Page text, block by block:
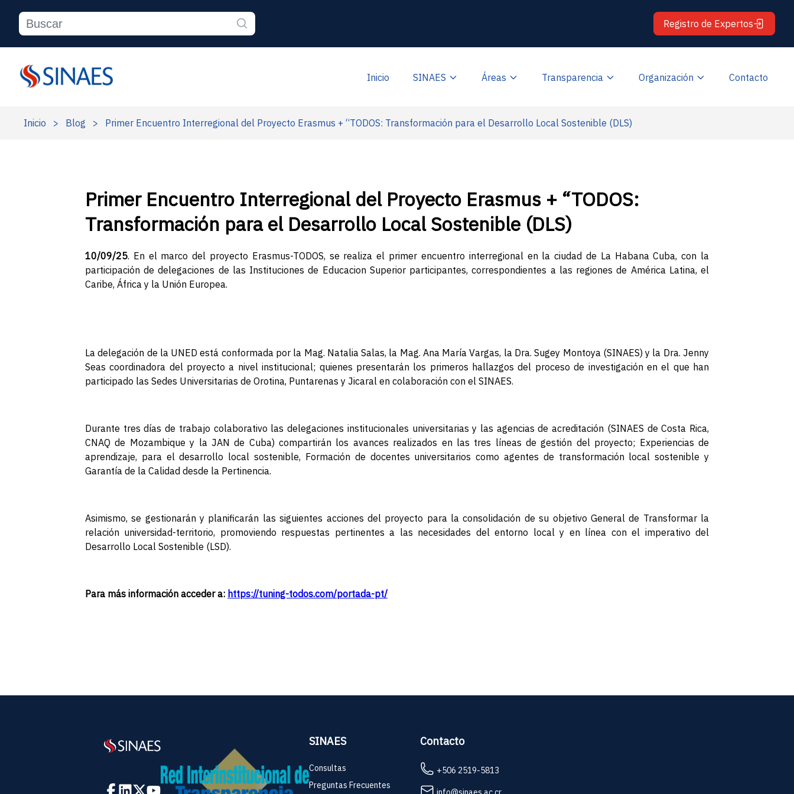
Registro de Expertos
Inicio SINAES Áreas Transparencia Organización Contacto
Inicio > Blog > Primer Encuentro Interregional del Proyecto Erasmus + “TODOS: Transformación para el Desarrollo Local Sostenible (DLS)
Primer Encuentro Interregional del Proyecto Erasmus + “TODOS:
Transformación para el Desarrollo Local Sostenible (DLS)
10/09/25. En el marco del proyecto Erasmus-TODOS, se realiza el primer encuentro interregional en la ciudad de La Habana Cuba, con la
participación de delegaciones de las Instituciones de Educacion Superior participantes, correspondientes a las regiones de América Latina, el
Caribe, África y la Unión Europea.
La delegación de la UNED está conformada por la Mag. Natalia Salas, la Mag. Ana María Vargas, la Dra. Sugey Montoya (SINAES) y la Dra. Jenny
Seas coordinadora del proyecto a nivel institucional; quienes presentarán los primeros hallazgos del proceso de investigación en el que han
participado las Sedes Universitarias de Orotina, Puntarenas y Jicaral en colaboración con el SINAES.
Durante tres días de trabajo colaborativo las delegaciones institucionales universitarias y las agencias de acreditación (SINAES de Costa Rica,
CNAQ de Mozambique y la JAN de Cuba) compartirán los avances realizados en las tres líneas de gestión del proyecto; Experiencias de
aprendizaje, para el desarrollo local sostenible, Formación de docentes universitarios como agentes de transformación local sostenible y
Garantía de la Calidad desde la Pertinencia.
Asimismo, se gestionarán y planificarán las siguientes acciones del proyecto para la consolidación de su objetivo General de Transformar la
relación universidad-territorio, promoviendo respuestas pertinentes a las necesidades del entorno local y en línea con el imperativo del
Desarrollo Local Sostenible (LSD).
Para más información acceder a: https://tuning-todos.com/portada-pt/
SINAES
Consultas
Preguntas Frecuentes
Contacto
+506 2519-5813